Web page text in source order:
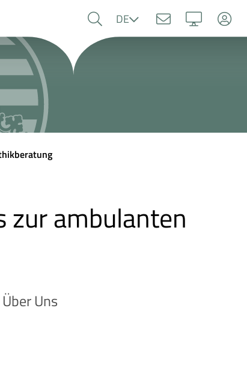
Sprache
DE
zur ambulanten
Uns